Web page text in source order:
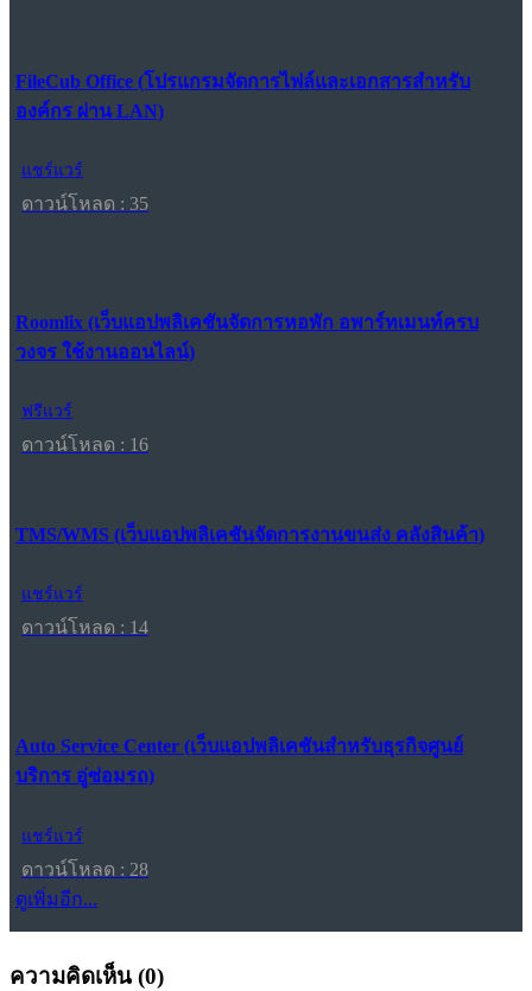
FileCub Office (โปรแกรมจัดการไฟล์และเอกสารสำหรับ
องค์กร ผ่าน LAN)
แชร์แวร์
ดาวน์โหลด : 35
Roomlix (เว็บแอปพลิเคชันจัดการหอพัก อพาร์ทเมนท์ครบ
วงจร ใช้งานออนไลน์)
ฟรีแวร์
ดาวน์โหลด : 16
TMS/WMS (เว็บแอปพลิเคชันจัดการงานขนส่ง คลังสินค้า)
แชร์แวร์
ดาวน์โหลด : 14
Auto Service Center (เว็บแอปพลิเคชันสำหรับธุรกิจศูนย์
บริการ อู่ซ่อมรถ)
แชร์แวร์
ดาวน์โหลด : 28
ดูเพิ่มอีก...
ความคิดเห็น (0)